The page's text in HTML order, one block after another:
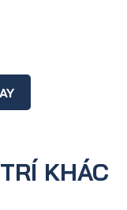
KHÁC